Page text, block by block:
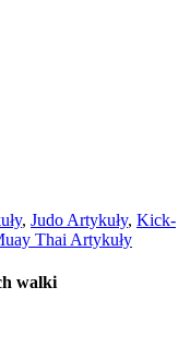
, Judo Artykuły, Kick-
Thai Artykuły
walki